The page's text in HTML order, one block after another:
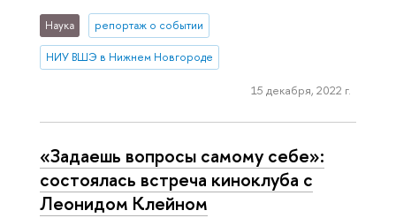
Наука репортаж о событии
НИУ ВШЭ в Нижнем Новгороде
15 декабря, 2022 г.
«Задаешь вопросы самому себе»:
состоялась встреча киноклуба с
Леонидом Клейном